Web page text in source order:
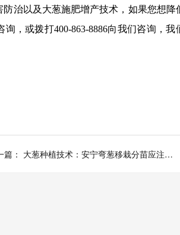
防治以及大葱施肥增产技术，如果您想降
，或拨打400-863-8886向我们咨询，我
篇： 大葱种植技术：安宁弯葱移栽分苗应注意哪些方面？有哪些要点？